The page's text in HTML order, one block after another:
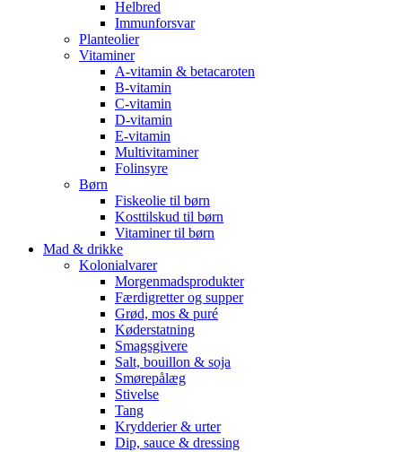
Helbred
Immunforsvar
Planteolier
Vitaminer
A-vitamin & betacaroten
B-vitamin
C-vitamin
D-vitamin
E-vitamin
Multivitaminer
Folinsyre
Børn
Fiskeolie til børn
Kosttilskud til børn
Vitaminer til børn
Mad & drikke
Kolonialvarer
Morgenmadsprodukter
Færdigretter og supper
Grød, mos & puré
Køderstatning
Smagsgivere
Salt, bouillon & soja
Smørepålæg
Stivelse
Tang
Krydderier & urter
Dip, sauce & dressing